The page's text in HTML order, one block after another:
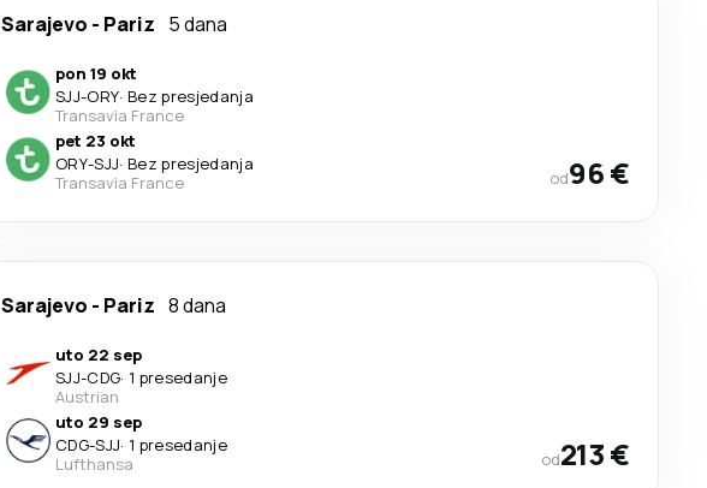
Sarajevo - Pariz 5 dana
pon 19 okt
SJJ-ORY· Bez presjedanja
Transavia France
pet 23 okt
ORY-SJJ· Bez presjedanja
Transavia France
od96 €
Sarajevo - Pariz 8 dana
uto 22 sep
SJJ-CDG· 1 presedanje
Austrian
uto 29 sep
CDG-SJJ· 1 presedanje
Lufthansa
od213 €